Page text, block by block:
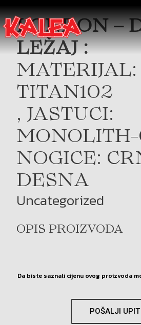
LONDON –
LEŽAJ :
MATERIJAL:
TITAN102
, JASTUCI:
NOGICE:
DESNA
Uncategorized
OPIS PROIZVODA
Da biste saznali cijenu ovog proizvoda
POŠALJI UPIT